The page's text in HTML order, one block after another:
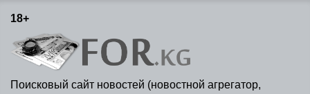
18+
Поисковый сайт новостей (новостной агрегатор,